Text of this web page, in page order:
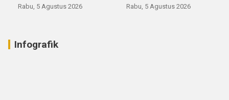
Rabu, 5 Agustus 2026 Rabu, 5 Agustus 2026
Infografik